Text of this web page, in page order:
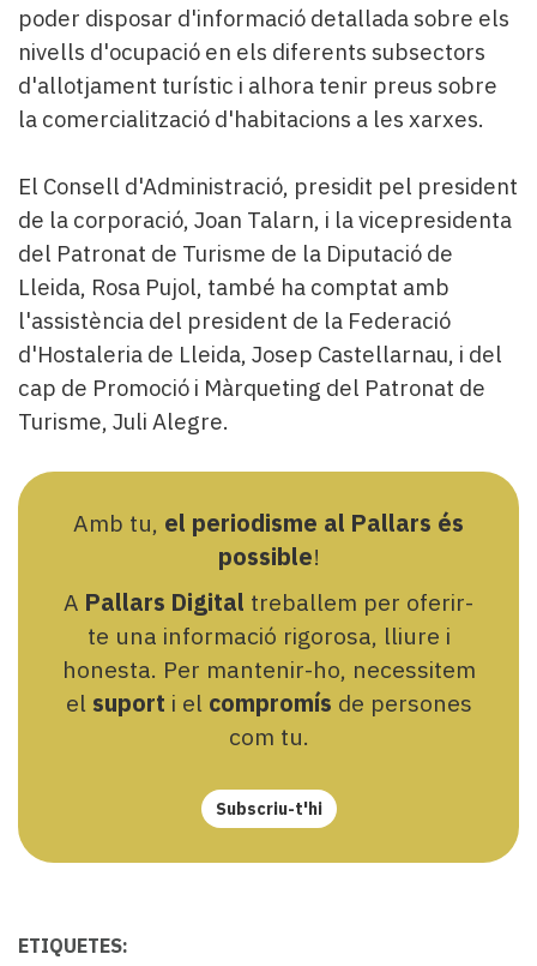
poder disposar d'informació detallada sobre els
nivells d'ocupació en els diferents subsectors
d'allotjament turístic i alhora tenir preus sobre
la comercialització d'habitacions a les xarxes.
El Consell d'Administració, presidit pel president
de la corporació, Joan Talarn, i la vicepresidenta
del Patronat de Turisme de la Diputació de
Lleida, Rosa Pujol, també ha comptat amb
l'assistència del president de la Federació
d'Hostaleria de Lleida, Josep Castellarnau, i del
cap de Promoció i Màrqueting del Patronat de
Turisme, Juli Alegre.
Amb tu, el periodisme al Pallars és
possible!
A Pallars Digital treballem per oferir-
te una informació rigorosa, lliure i
honesta. Per mantenir-ho, necessitem
el suport i el compromís de persones
com tu.
Subscriu-t'hi
ETIQUETES: